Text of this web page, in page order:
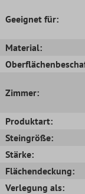
Geeignet für:
Material:
Zimmer:
Produktart:
Steingröße:
Stärke:
Flächendeckung:
Verlegung als: